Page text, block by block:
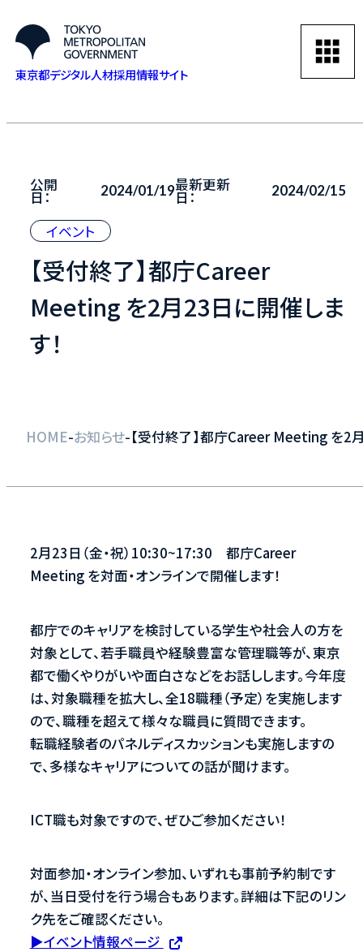
東京都デジタル人材採用情報サイト
公開
日： 2024/01/19最新更新
日： 2024/02/15
イベント
【受付終了】都庁Career
Meeting を2月23日に開催しま
す！
HOME-お知らせ-【受付終了】都庁Career Meeting を2
2月23日（金・祝）10:30~17:30 都庁Career
Meeting を対面・オンラインで開催します！
都庁でのキャリアを検討している学生や社会人の方を
対象として、若手職員や経験豊富な管理職等が、東京
都で働くやりがいや面白さなどをお話しします。今年度
は、対象職種を拡大し、全18職種（予定）を実施します
ので、職種を超えて様々な職員に質問できます。
転職経験者のパネルディスカッションも実施しますの
で、多様なキャリアについての話が聞けます。
ICT職も対象ですので、ぜひご参加ください！
対面参加・オンライン参加、いずれも事前予約制です
が、当日受付を行う場合もあります。詳細は下記のリン
ク先をご確認ください。
▶イベント情報ページ